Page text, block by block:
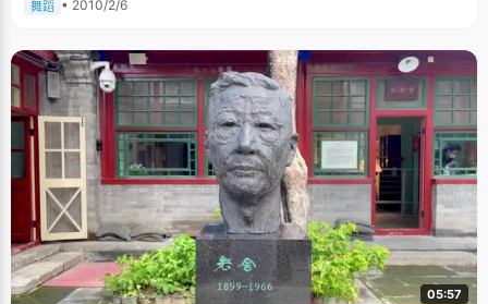
舞蹈 • 2010/2/6
05:57